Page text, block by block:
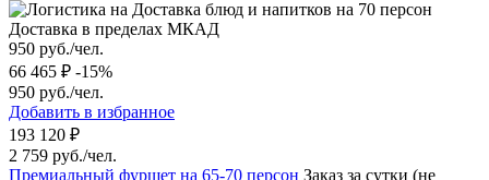
Доставка в пределах МКАД
950 руб./чел.
66 465 ₽ -15%
950 руб./чел.
Добавить в избранное
193 120 ₽
2 759 руб./чел.
Премиальный фуршет на 65-70 персон Заказ за сутки (не